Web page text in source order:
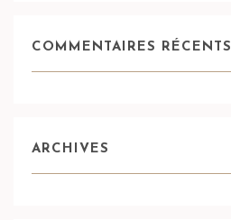
COMMENTAIRES RÉCENTS
ARCHIVES